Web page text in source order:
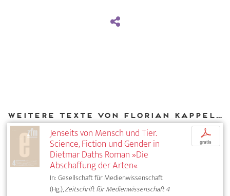
Weitere Texte von Florian Kappeler bei DIAPHANES
Jenseits von Mensch und Tier.
Science, Fiction und Gender in
Dietmar Daths Roman »Die
Abschaffung der Arten«
In: Gesellschaft für Medienwissenschaft
(Hg.),Zeitschrift für Medienwissenschaft 4
p
gratis